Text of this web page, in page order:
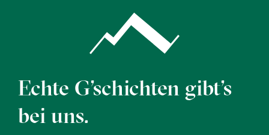
Echte G’schichten gibt’s
bei uns.